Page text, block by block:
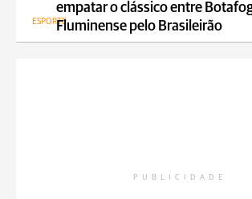
empatar o clássico entre
Fluminense pelo Brasileirão
ESPORTE
PUBLICIDADE